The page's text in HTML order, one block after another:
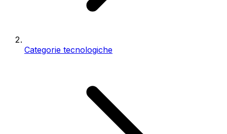
Categorie tecnologiche